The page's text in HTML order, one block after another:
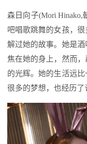
森日向子(Mori Hinako,
吧唱歌跳舞的女孩，
解过她的故事。她是
焦在她的身上，然而
的光辉。她的生活远
很多的梦想，也经历了